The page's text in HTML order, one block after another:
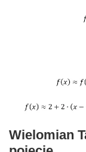
Wielomian